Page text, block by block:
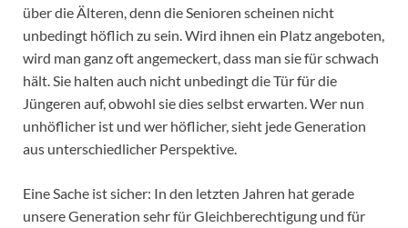
über die Älteren, denn die Senioren scheinen nicht
unbedingt höflich zu sein. Wird ihnen ein Platz angeboten,
wird man ganz oft angemeckert, dass man sie für schwach
hält. Sie halten auch nicht unbedingt die Tür für die
Jüngeren auf, obwohl sie dies selbst erwarten. Wer nun
unhöflicher ist und wer höflicher, sieht jede Generation
aus unterschiedlicher Perspektive.
Eine Sache ist sicher: In den letzten Jahren hat gerade
unsere Generation sehr für Gleichberechtigung und für